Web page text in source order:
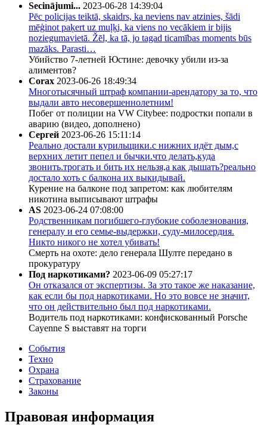
Secinājumi... 2023-06-28 14:39:04
Pēc policijas teiktā, skaidrs, ka neviens nav atzinies, šādi
mēģinot paķert uz muļķi, ka viens no vecākiem ir bijis
noziegumavietā. Žēl, ka tā, jo tagad ticamības moments būs
mazāks. Parasti…
Убийство 7-летней Юстине: девочку убили из-за
алиментов?
Corax 2023-06-26 18:49:34
Многотысячный штраф компании-арендатору за то, что
выдали авто несовершеннолетним!
Побег от полиции на VW Citybee: подростки попали в
аварию (видео, дополнено)
Сергей 2023-06-26 15:11:14
Реально достали курильщики.с нижних идёт дым,с
верхних летит пепел и бычки.что делать,куда
звонить.трогать и бить их нельзя,а как дышать?реально
достало хоть с балкона их выкидывай.
Курение на балконе под запретом: как любителям
никотина выписывают штрафы
AS 2023-06-24 07:08:00
Родственникам погибшего-глубокие соболезнования,
генералу и его семье-выдержки, суду-милосердия.
Никто никого не хотел убивать!
Смерть на охоте: дело генерала Шулте передано в
прокуратуру
Под наркотиками? 2023-06-09 05:27:17
Он отказался от экспертизы. За это такое же наказание,
как если бы под наркотиками. Но это вовсе не значит,
что он действительно был под наркотиками.
Водитель под наркотиками: конфискованный Porsche
Cayenne S выставят на торги
События
Техно
Охрана
Страхование
Законы
Правовая информация